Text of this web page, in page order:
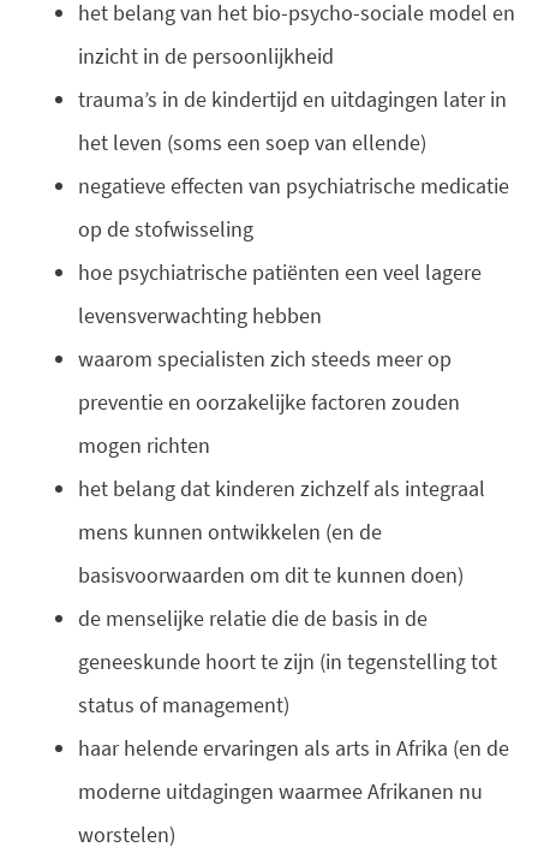
het belang van het bio-psycho-sociale model en
inzicht in de persoonlijkheid
trauma’s in de kindertijd en uitdagingen later in
het leven (soms een soep van ellende)
negatieve effecten van psychiatrische medicatie
op de stofwisseling
hoe psychiatrische patiënten een veel lagere
levensverwachting hebben
waarom specialisten zich steeds meer op
preventie en oorzakelijke factoren zouden
mogen richten
het belang dat kinderen zichzelf als integraal
mens kunnen ontwikkelen (en de
basisvoorwaarden om dit te kunnen doen)
de menselijke relatie die de basis in de
geneeskunde hoort te zijn (in tegenstelling tot
status of management)
haar helende ervaringen als arts in Afrika (en de
moderne uitdagingen waarmee Afrikanen nu
worstelen)